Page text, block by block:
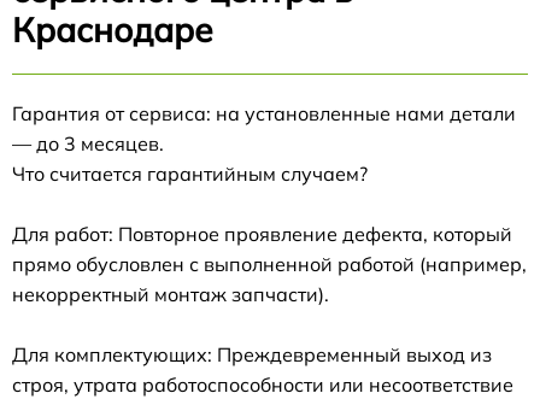
Краснодаре
Гарантия от сервиса: на установленные нами детали
— до 3 месяцев.
Что считается гарантийным случаем?
Для работ: Повторное проявление дефекта, который
прямо обусловлен с выполненной работой (например,
некорректный монтаж запчасти).
Для комплектующих: Преждевременный выход из
строя, утрата работоспособности или несоответствие